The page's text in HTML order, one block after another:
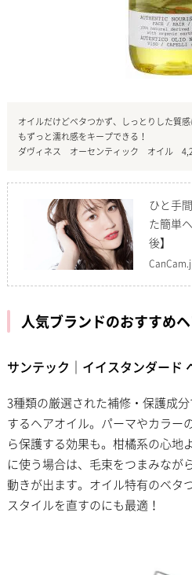
オイルだけどベタつかず、しっとりした質
もずっと濡れ感をキープできる！
ダヴィネス オーセンティック オイル
ひと手
た簡単
後】
人気ブランドのおすすめ
サンテック｜イイスタンダード
3種類の厳選された補修・保護成
するヘアオイル。パーマやカラー
ら保護する効果も。柑橘系の心
に使う場合は、毛束をつまみなが
動きが出ます。オイル特有のベタ
スタイルを直すのにも最適！